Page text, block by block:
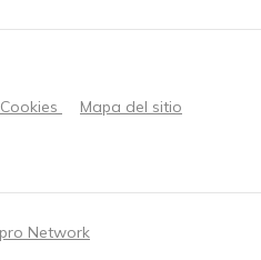
Mapa del sitio
Network